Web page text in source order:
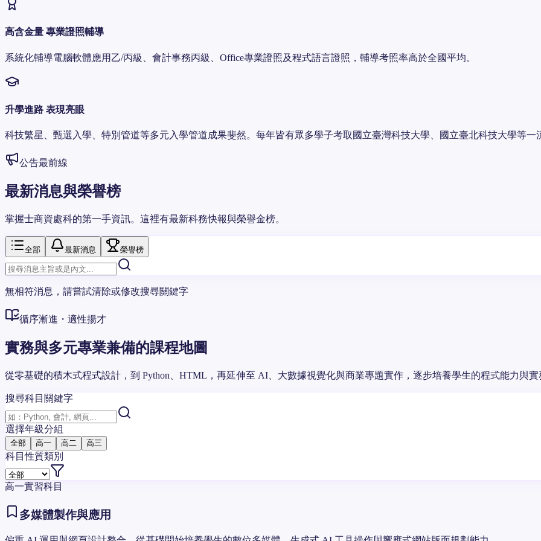
高含金量 專業證照輔導
系統化輔導電腦軟體應用乙/丙級、會計事務丙級、Office專業證照及程式語言證照，輔導考照率高於全國平均。
升學進路 表現亮眼
科技繁星、甄選入學、特別管道等多元入學管道成果斐然。每年皆有眾多學子考取國立臺灣科技大學、國立臺北科技大學等一
公告最前線
最新消息與榮譽榜
掌握士商資處科的第一手資訊。這裡有最新科務快報與榮譽金榜。
全部 最新消息 榮譽榜
無相符消息，請嘗試清除或修改搜尋關鍵字
循序漸進・適性揚才
實務與多元專業兼備的課程地圖
從零基礎的積木式程式設計，到 Python、HTML，再延伸至 AI、大數據視覺化與商業專題實作，逐步培養學生的程式能力與實
搜尋科目關鍵字
選擇年級分組
全部 高一 高二 高三
科目性質類別
高一實習科目
多媒體製作與應用